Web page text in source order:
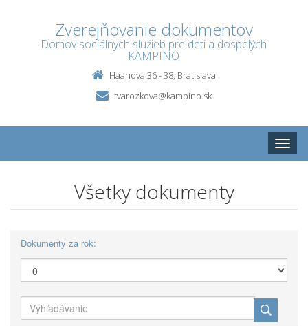
Zverejňovanie dokumentov
Domov sociálnych služieb pre deti a dospelých
KAMPINO
Haanova 36 - 38, Bratislava
tvarozkova@kampino.sk
Toggle
Všetky dokumenty
Dokumenty za rok: